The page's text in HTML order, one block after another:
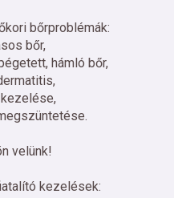
bőrproblémák:
bőr,
hámló bőr,
velünk!
kezelések: